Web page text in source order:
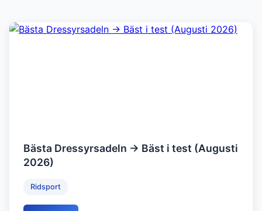
Bästa Dressyrsadeln → Bäst i test (Augusti
2026)
Ridsport